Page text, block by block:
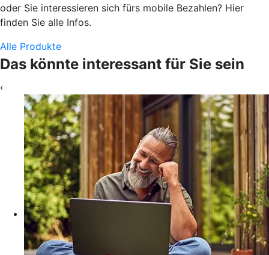
oder Sie interessieren sich fürs mobile Bezahlen? Hier
finden Sie alle Infos.
Alle Produkte
Das könnte interessant für Sie sein
‹